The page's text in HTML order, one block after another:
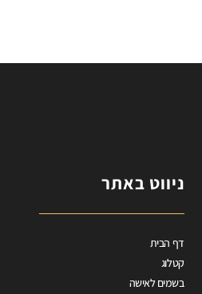
ניווט באתר
דף הבית
קטלוג
בשמים לאישה